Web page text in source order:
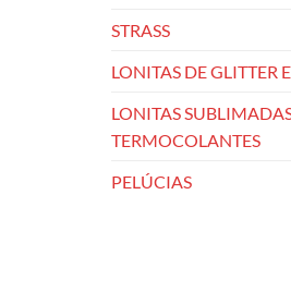
STRASS
LONITAS DE GLITTER
LONITAS
TERMOCOLANTES
PELÚCIAS